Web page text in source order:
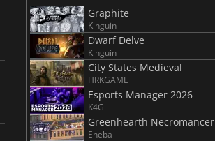
Graphite
Kinguin
Dwarf Delve
Kinguin
City States Medieval
HRKGAME
Esports Manager 2026
K4G
Greenhearth Necromancer
Eneba